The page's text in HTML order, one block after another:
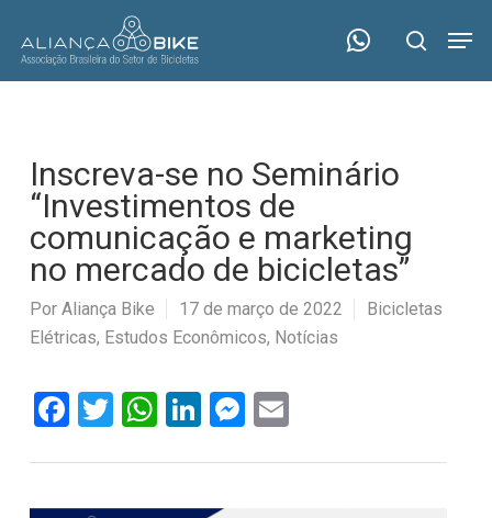
main
search
Inscreva-se no Seminário
“Investimentos de
comunicação e marketing
no mercado de bicicletas”
Por Aliança Bike 17 de março de 2022
Bicicletas
Elétricas, Estudos Econômicos, Notícias
Facebook
Twitter
WhatsApp
LinkedIn
Messenger
Email